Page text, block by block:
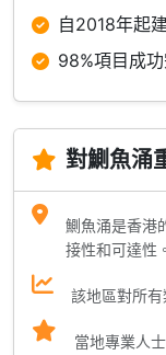
自2018年起
98%項目成
對鰂魚涌
鰂魚涌是香港
接性和可達性。
該地區對所
當地專業人